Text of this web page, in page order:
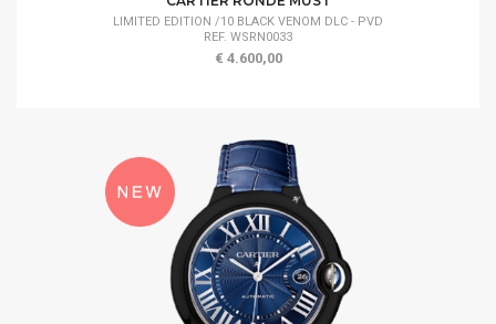
LIMITED EDITION /10 BLACK VENOM DLC - PVD
REF. WSRN0033
€ 4.600,00